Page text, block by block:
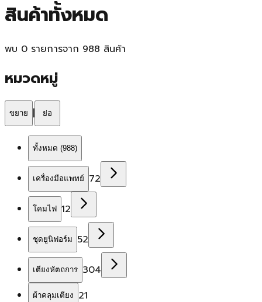
สินค้าทั้งหมด
พบ 0 รายการจาก 988 สินค้า
หมวดหมู่
ขยาย | ย่อ
ทั้งหมด (988)
เครื่องมือแพทย์ 72
โคมไฟ 12
ชุดยูนิฟอร์ม 52
เตียงหัตถการ 304
ผ้าคลุมเตียง 21